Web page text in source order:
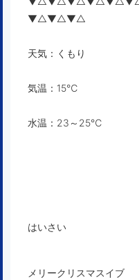
▼△▼△▼△
天気：くもり
気温：15℃
水温：23～25℃
はいさい
メリークリスマスイブ